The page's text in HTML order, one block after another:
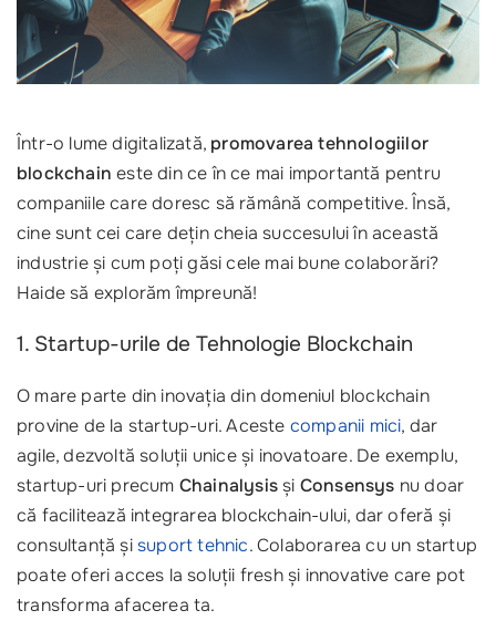
Într-o lume digitalizată, promovarea tehnologiilor
blockchain este din ce în ce mai importantă pentru
companiile care doresc să rămână competitive. Însă,
cine sunt cei care dețin cheia succesului în această
industrie și cum poți găsi cele mai bune colaborări?
Haide să explorăm împreună!
1. Startup-urile de Tehnologie Blockchain
O mare parte din inovația din domeniul blockchain
provine de la startup-uri. Aceste companii mici, dar
agile, dezvoltă soluții unice și inovatoare. De exemplu,
startup-uri precum Chainalysisși Consensys nu doar
că facilitează integrarea blockchain-ului, dar oferă și
consultanță șisuport tehnic. Colaborarea cu un startup
poate oferi acces la soluții fresh și innovative care pot
transforma afacerea ta.